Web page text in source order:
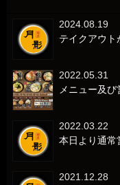
2024.08.19
テイクアウト
2022.05.31
メニュー及
2022.03.22
本日より通常
2021.12.28